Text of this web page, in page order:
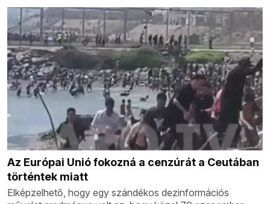
Az Európai Unió fokozná a cenzúrát a Ceutában
történtek miatt
Elképzelhető, hogy egy szándékos dezinformációs